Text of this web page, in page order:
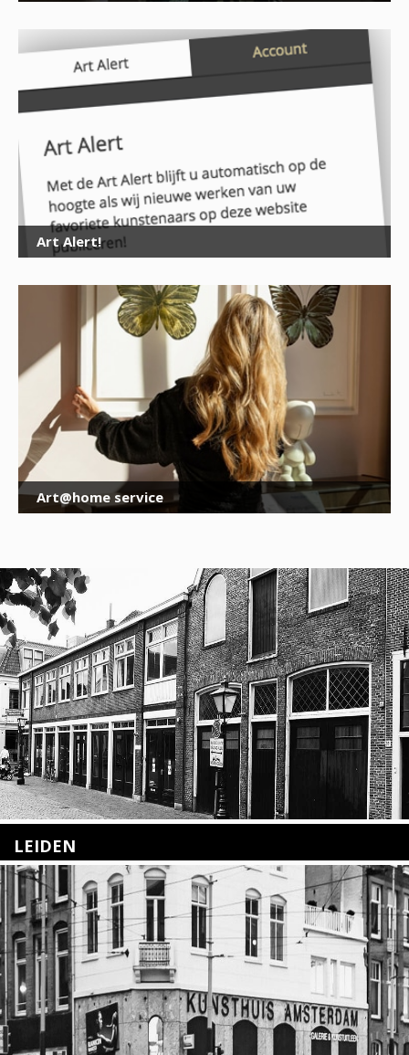
Art Alert!
Art@home service
LEIDEN
Nieuwstraat 35
2312 KA Leiden
+31(0)71 – 52 84 480
info@kunsthuisleiden.nl
Lees meer
voor onze nieuwsbrief